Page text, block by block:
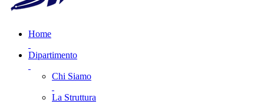
Home
Dipartimento
Chi Siamo
La Struttura